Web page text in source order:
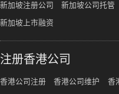
新加坡注册公司 新加坡公司托管
新加坡上市融资
注册香港公司
香港公司注册 香港公司维护 香